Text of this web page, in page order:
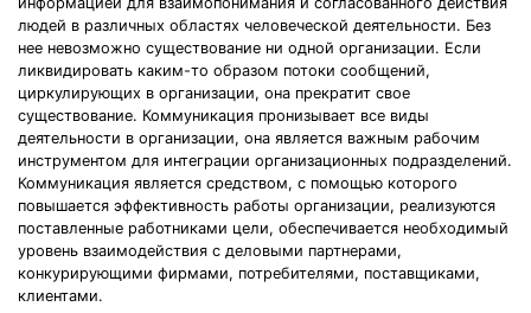
людей в различных областях человеческой деятельности. Без
нее невозможно существование ни одной организации. Если
ликвидировать каким-то образом потоки сообщений,
циркулирующих в организации, она прекратит свое
существование. Коммуникация пронизывает все виды
деятельности в организации, она является важным рабочим
инструментом для интеграции организационных подразделений.
Коммуникация является средством, с помощью которого
повышается эффективность работы организации, реализуются
поставленные работниками цели, обеспечивается необходимый
уровень взаимодействия с деловыми партнерами,
конкурирующими фирмами, потребителями, поставщиками,
клиентами.